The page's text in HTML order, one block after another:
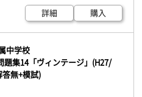
詳細
購入
中学校
題集14「ヴィンテージ」(H27/
無+模試)